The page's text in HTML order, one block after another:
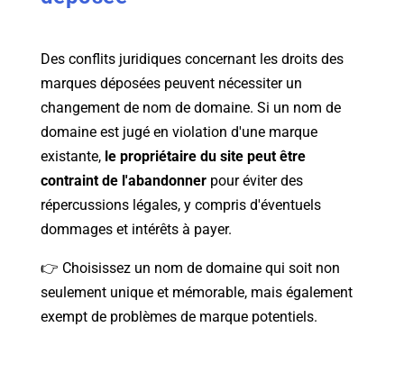
Des conflits juridiques concernant les droits des
marques déposées peuvent nécessiter un
changement de nom de domaine. Si un nom de
domaine est jugé en violation d'une marque
existante, le propriétaire du site peut être
contraint de l'abandonnerpour éviter des
répercussions légales, y compris d'éventuels
dommages et intérêts à payer.
👉 Choisissez un nom de domaine qui soit non
seulement unique et mémorable, mais également
exempt de problèmes de marque potentiels.